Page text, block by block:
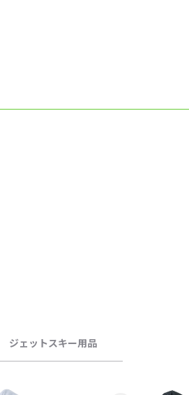
ジェットスキー用品